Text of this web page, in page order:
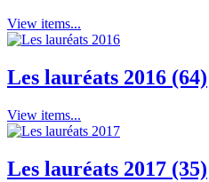
View items...
Les lauréats 2016 (64)
View items...
Les lauréats 2017 (35)